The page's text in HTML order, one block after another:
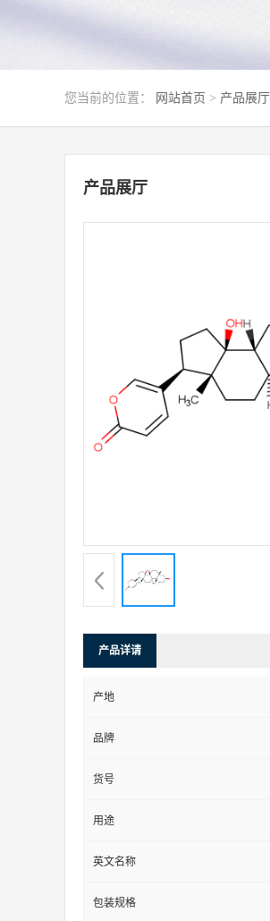
您当前的位置： 网站首页 > 产品展厅
产品展厅
产品详请
产地
品牌
货号
用途
英文名称
包装规格